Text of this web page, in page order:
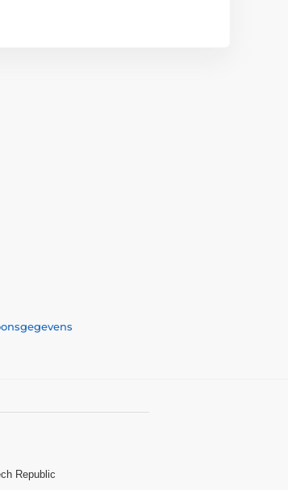
Republic